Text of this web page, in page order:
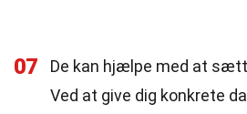
07
De kan hjælpe med at
Ved at give dig konkrete